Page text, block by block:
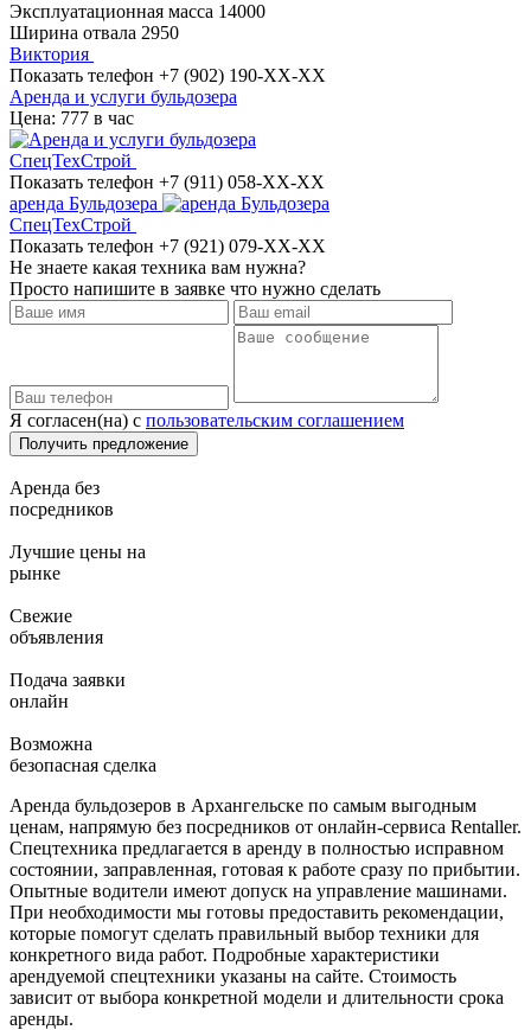
Эксплуатационная масса 14000
Ширина отвала 2950
Виктория
Показать телефон +7 (902) 190-XX-XX
Аренда и услуги бульдозера
Цена: 777 в час
СпецТехСтрой
Показать телефон +7 (911) 058-XX-XX
аренда Бульдозера
СпецТехСтрой
Показать телефон +7 (921) 079-XX-XX
Не знаете какая техника вам нужна?
Просто напишите в заявке что нужно сделать
Я согласен(на) с пользовательским соглашением
Аренда без
посредников
Лучшие цены на
рынке
Свежие
объявления
Подача заявки
онлайн
Возможна
безопасная сделка
Аренда бульдозеров в Архангельске по самым выгодным
ценам, напрямую без посредников от онлайн-сервиса Rentaller.
Спецтехника предлагается в аренду в полностью исправном
состоянии, заправленная, готовая к работе сразу по прибытии.
Опытные водители имеют допуск на управление машинами.
При необходимости мы готовы предоставить рекомендации,
которые помогут сделать правильный выбор техники для
конкретного вида работ. Подробные характеристики
арендуемой спецтехники указаны на сайте. Стоимость
зависит от выбора конкретной модели и длительности срока
аренды.